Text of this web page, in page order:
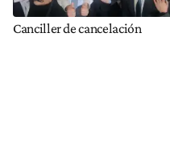
Canciller de cancelación